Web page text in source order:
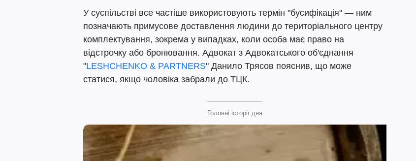
У суспільстві все частіше використовують термін "бусифікація" — ним
позначають примусове доставлення людини до територіального центру
комплектування, зокрема у випадках, коли особа має право на
відстрочку або бронювання. Адвокат з Адвокатського об'єднання
"LESHCHENKO & PARTNERS" Данило Трясов пояснив, що може
статися, якщо чоловіка забрали до ТЦК.
Головні історії дня